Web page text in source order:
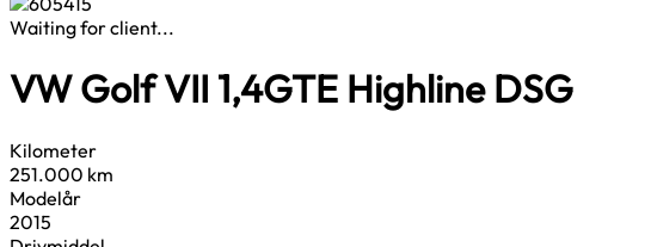
Waiting for client...
VW Golf VII 1,4GTE Highline DSG
Kilometer
251.000 km
Modelår
2015